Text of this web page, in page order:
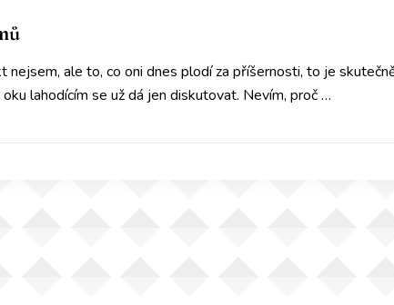
nejsem, ale to, co oni dnes plodí za příšernosti, to je
lahodícím se už dá jen diskutovat. Nevím, proč …